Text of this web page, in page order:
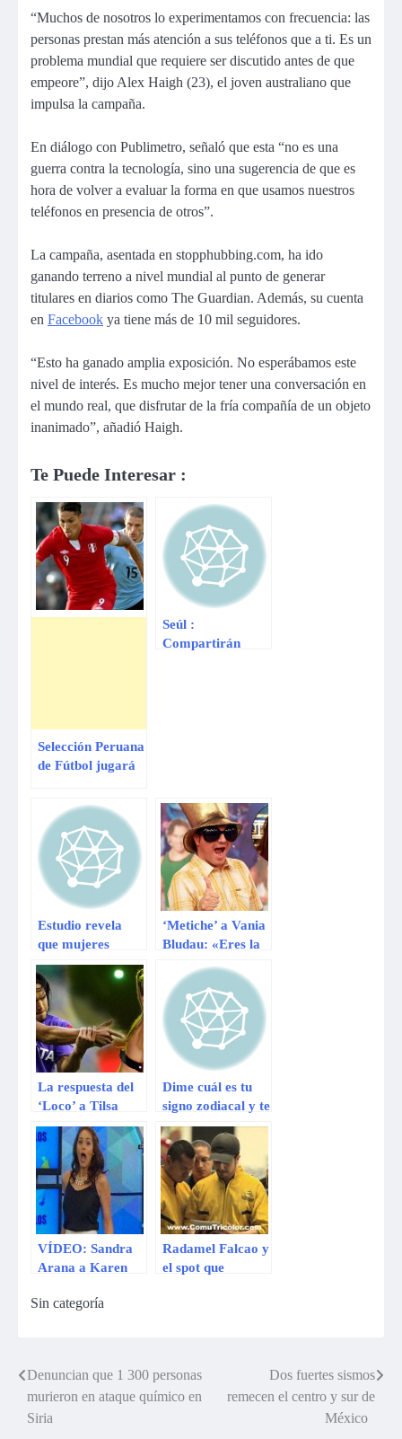
“Muchos de nosotros lo experimentamos con frecuencia: las
personas prestan más atención a sus teléfonos que a ti. Es un
problema mundial que requiere ser discutido antes de que
empeore”, dijo Alex Haigh (23), el joven australiano que
impulsa la campaña.
En diálogo con Publimetro, señaló que esta “no es una
guerra contra la tecnología, sino una sugerencia de que es
hora de volver a evaluar la forma en que usamos nuestros
teléfonos en presencia de otros”.
La campaña, asentada en stopphubbing.com, ha ido
ganando terreno a nivel mundial al punto de generar
titulares en diarios como The Guardian. Además, su cuenta
en Facebook ya tiene más de 10 mil seguidores.
“Esto ha ganado amplia exposición. No esperábamos este
nivel de interés. Es mucho mejor tener una conversación en
el mundo real, que disfrutar de la fría compañía de un objeto
inanimado”, añadió Haigh.
Te Puede Interesar :
Selección Peruana
de Fútbol jugará
Inglaterra este 30
de mayo en
Londres
Seúl :
Compartirán
Estudio revela
que mujeres
prefieren su
smartphones
antes que sexo
‘Metiche’ a Vania
Bludau: «Eres la
desubicadas»
La respuesta del
‘Loco’ a Tilsa
Lozano: «Tú eres
soltera, yo soy
jugador»
Dime cuál es tu
signo zodiacal y te
diré cómo eres en
la cama
VÍDEO: Sandra
Arana a Karen
cara de monga,
Radamel Falcao y
el spot que
Sin categoría
Navegación
de
Denuncian que 1 300 personas
murieron en ataque químico en
Siria
Dos fuertes sismos
remecen el centro y sur de
México